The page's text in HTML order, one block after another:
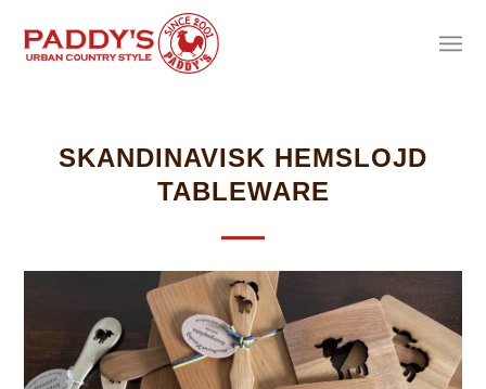
SKANDINAVISK HEMSLOJD
TABLEWARE